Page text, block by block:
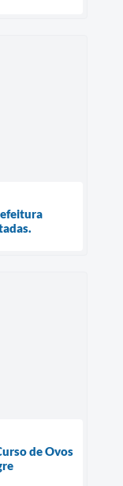
de Ovos